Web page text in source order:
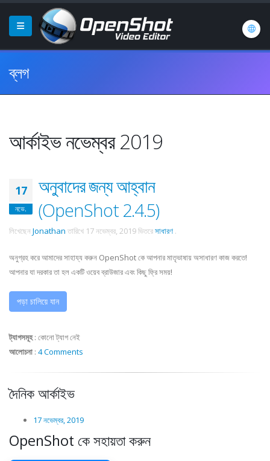
ব্লগ
আর্কাইভ নভেম্বর 2019
17
নভে.
অনুবাদের জন্য আহ্বান
(OpenShot 2.4.5)
লিখেছেন Jonathan তারিখে 17 নভেম্বর, 2019ভিতরেসাধারণ .
অনুগ্রহ করে আমাদের সাহায্য করুন OpenShot কে আপনার মাতৃভাষায় অসাধারণ কাজ করতে!
আপনার যা দরকার তা হল একটি ওয়েব ব্রাউজার এবং কিছু ফ্রি সময়!
পড়া চালিয়ে যান
ট্যাগসমূহ: কোনো ট্যাগ নেই
আলোচনা : 4 Comments
দৈনিক আর্কাইভ
17 নভেম্বর, 2019
OpenShot কে সহায়তা করুন